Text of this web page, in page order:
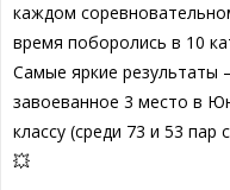
каждом
время поборолись в 10
Самые яркие
завоеванное 3 место в
классу (среди 73 и 53 пар
💥